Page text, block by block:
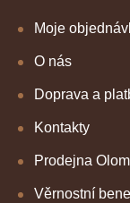
Moje
O nás
Doprava a
Kontakty
Prodejna
Věrnostní